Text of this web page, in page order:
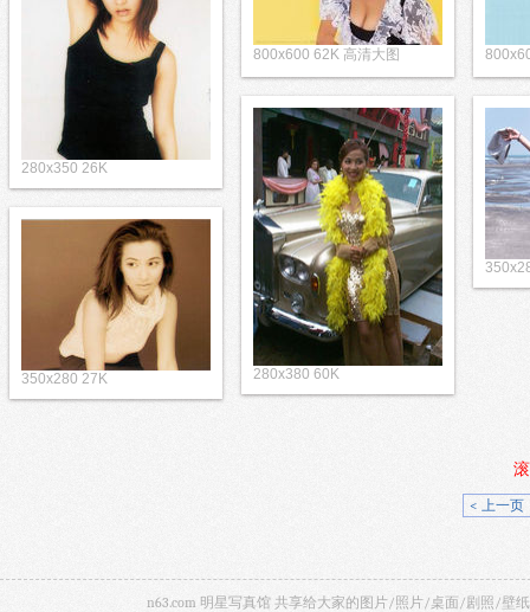
800x600 62K 高清大图
280x350 26K
280x380 60K
350x280 27K
< 上一页
n63.com 明星写真馆 共享给大家的图片/照片/桌面/剧照/壁